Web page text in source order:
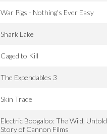
War Pigs - Nothing's Ever Easy
Shark Lake
Caged to Kill
The Expendables 3
Skin Trade
Electric Boogaloo: The Wild, Untold
Story of Cannon Films